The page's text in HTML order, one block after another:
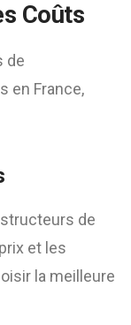
Coûts
de
en France,
de
et les
la meilleure